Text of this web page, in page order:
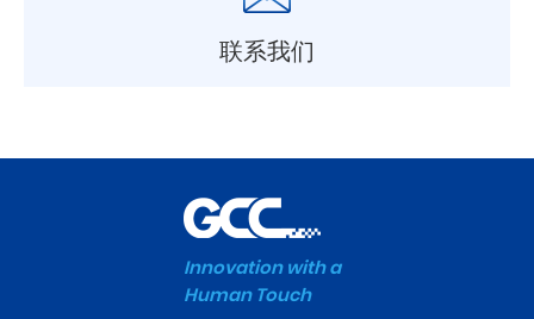
联系我们
Innovation with a
Human Touch